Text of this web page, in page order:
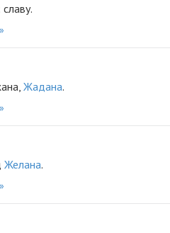
Жадана.
Желана.